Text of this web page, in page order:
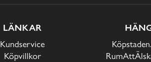
LÄNKAR
Kundservice
Köpvillkor